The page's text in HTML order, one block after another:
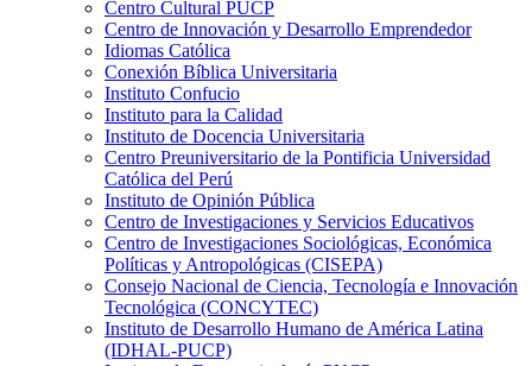
Centro Cultural PUCP
Centro de Innovación y Desarrollo Emprendedor
Idiomas Católica
Conexión Bíblica Universitaria
Instituto Confucio
Instituto para la Calidad
Instituto de Docencia Universitaria
Centro Preuniversitario de la Pontificia Universidad
Católica del Perú
Instituto de Opinión Pública
Centro de Investigaciones y Servicios Educativos
Centro de Investigaciones Sociológicas, Económica
Políticas y Antropológicas (CISEPA)
Consejo Nacional de Ciencia, Tecnología e Innovación
Tecnológica (CONCYTEC)
Instituto de Desarrollo Humano de América Latina
(IDHAL-PUCP)